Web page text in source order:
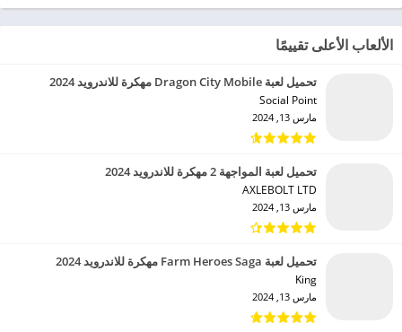
الألعاب الأعلى تقييمًا
تحميل لعبة Dragon City Mobile مهكرة للاندرويد 2024
Social Point‏
مارس 13, 2024
تحميل لعبة المواجهة 2 مهكرة للاندرويد 2024
AXLEBOLT LTD‏
مارس 13, 2024
تحميل لعبة Farm Heroes Saga مهكرة للاندرويد 2024
King‏
مارس 13, 2024